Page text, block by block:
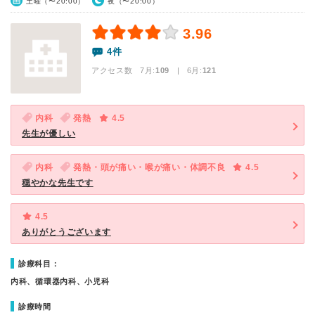
3.96
4件
アクセス数 7月:109 | 6月:121
内科 発熱
4.5
先生が優しい
内科 発熱・頭が痛い・喉が痛い・体調不良
4.5
穏やかな先生です
4.5
ありがとうございます
診療科目：
内科、循環器内科、小児科
診療時間